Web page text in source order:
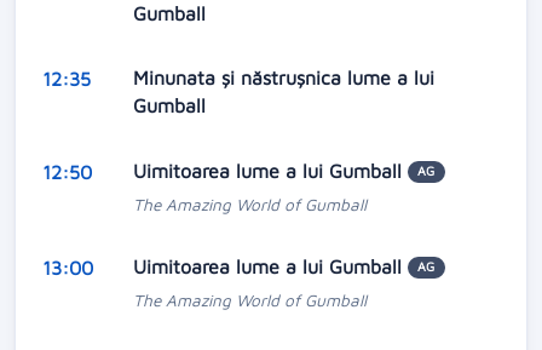
Gumball
12:35
Minunata și năstrușnica lume a lui
Gumball
12:50 Uimitoarea lume a lui Gumball AG
The Amazing World of Gumball
13:00 Uimitoarea lume a lui Gumball AG
The Amazing World of Gumball